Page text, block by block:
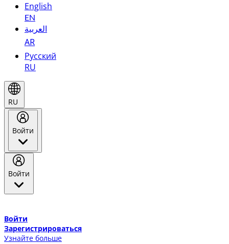
English
EN
العربية
AR
Русский
RU
RU
Войти
Войти
Войти
Зарегистрироваться
Узнайте больше